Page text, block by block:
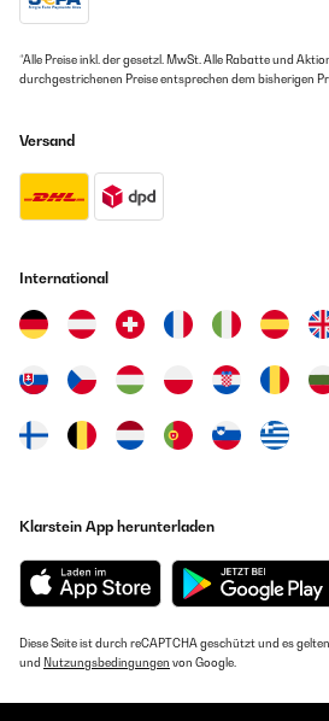
*Alle Preise inkl. der gesetzl. MwSt. Alle Rabatte und
durchgestrichenen Preise entsprechen dem bisherigen
Versand
International
Klarstein App herunterladen
Diese Seite ist durch reCAPTCHA geschützt und es
und Nutzungsbedingungen von Google.